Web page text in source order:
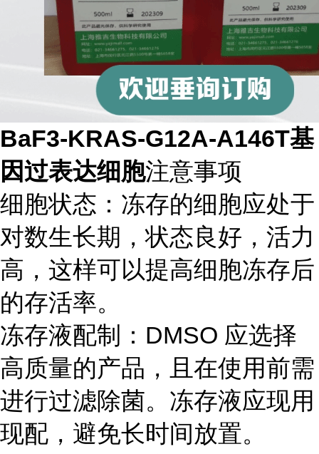
BaF3-KRAS-G12A-A146T基
因过表达细胞注意事项
细胞状态：冻存的细胞应处于
对数生长期，状态良好，活力
高，这样可以提高细胞冻存后
的存活率。
冻存液配制：DMSO 应选择
高质量的产品，且在使用前需
进行过滤除菌。冻存液应现用
现配，避免长时间放置。